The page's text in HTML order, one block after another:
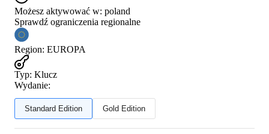
Możesz aktywować w: poland
Sprawdź ograniczenia regionalne
Region: EUROPA
Typ: Klucz
Wydanie:
Standard Edition Gold Edition